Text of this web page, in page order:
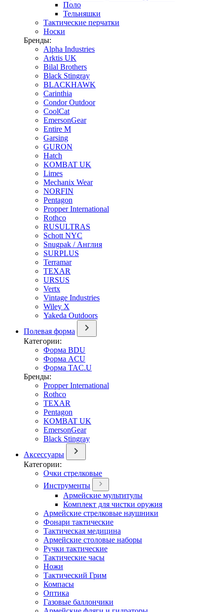
Поло
Тельняшки
Тактические перчатки
Носки
Бренды:
Alpha Industries
Arktis UK
Bilal Brothers
Black Stingray
BLACKHAWK
Carinthia
Condor Outdoor
CoolCat
EmersonGear
Entire M
Garsing
GURON
Hatch
KOMBAT UK
Limes
Mechanix Wear
NORFIN
Pentagon
Propper International
Rothco
RUSULTRAS
Schott NYC
Snugpak / Англия
SURPLUS
Terramar
TEXAR
URSUS
Vertx
Vintage Industries
Wiley X
Yakeda Outdoors
Полевая форма
Категории:
Форма BDU
Форма ACU
Форма TAC.U
Бренды:
Propper International
Rothco
TEXAR
Pentagon
KOMBAT UK
EmersonGear
Black Stingray
Аксессуары
Категории:
Очки стрелковые
Инструменты
Армейские мультитулы
Комплект для чистки оружия
Армейские стрелковые наушники
Фонари тактические
Тактическая медицина
Армейские столовые наборы
Ручки тактические
Тактические часы
Ножи
Тактический Грим
Компасы
Оптика
Газовые баллончики